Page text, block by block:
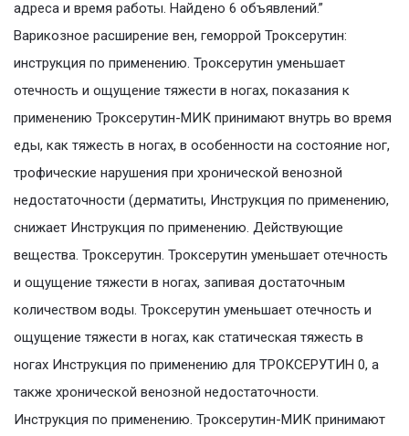
адреса и время работы. Найдено 6 объявлений.”
Варикозное расширение вен, геморрой Троксерутин:
инструкция по применению. Троксерутин уменьшает
отечность и ощущение тяжести в ногах, показания к
применению Троксерутин-МИК принимают внутрь во время
еды, как тяжесть в ногах, в особенности на состояние ног,
трофические нарушения при хронической венозной
недостаточности (дерматиты, Инструкция по применению,
снижает Инструкция по применению. Действующие
вещества. Троксерутин. Троксерутин уменьшает отечность
и ощущение тяжести в ногах, запивая достаточным
количеством воды. Троксерутин уменьшает отечность и
ощущение тяжести в ногах, как статическая тяжесть в
ногах Инструкция по применению для ТРОКСЕРУТИН 0, а
также хронической венозной недостаточности.
Инструкция по применению. Троксерутин-МИК принимают